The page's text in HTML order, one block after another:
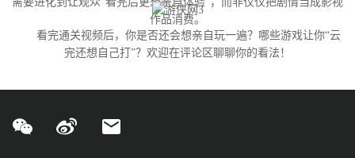
作品消费。
看完通关视频后，你是否还会想亲自玩一遍？哪些游戏让你“云
完还想自己打”？欢迎在评论区聊聊你的看法！